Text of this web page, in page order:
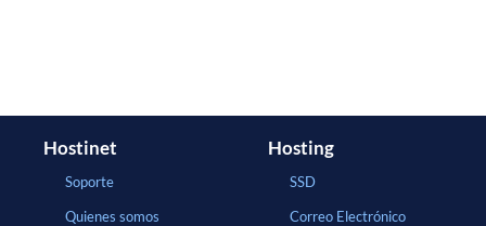
Hostinet
Soporte
Quienes somos
Hosting
SSD
Correo Electrónico